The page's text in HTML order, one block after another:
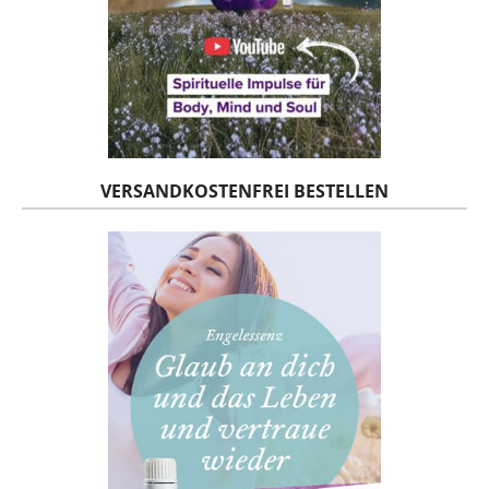
VERSANDKOSTENFREI BESTELLEN